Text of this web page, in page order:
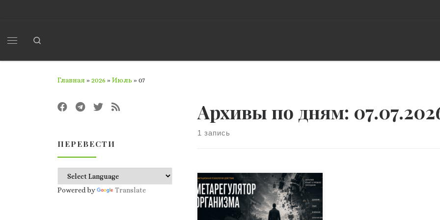
Главная »2026 »Июль »07
Архивы по дням:
1 запись
Введение Наблюдаемый со
стороны сбой в деятельности
человека часто
ПЕРЕВЕСТИ
Powered by Translate